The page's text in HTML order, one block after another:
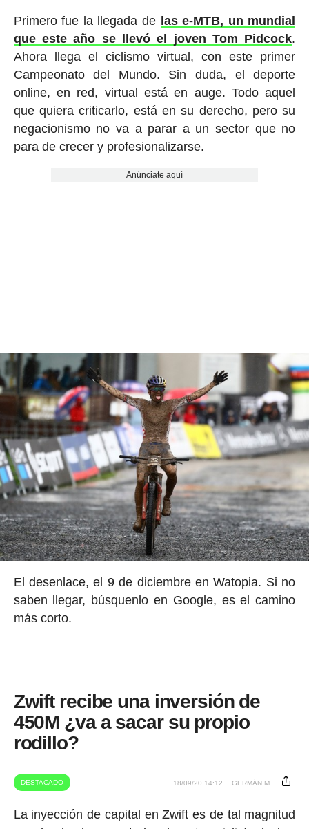
Primero fue la llegada de las e-MTB, un mundial
que este año se llevó el joven Tom Pidcock.
Ahora llega el ciclismo virtual, con este primer
Campeonato del Mundo. Sin duda, el deporte
online, en red, virtual está en auge. Todo aquel
que quiera criticarlo, está en su derecho, pero su
negacionismo no va a parar a un sector que no
para de crecer y profesionalizarse.
Anúnciate aquí
El desenlace, el 9 de diciembre en Watopia. Si no
saben llegar, búsquenlo en Google, es el camino
más corto.
Zwift recibe una inversión de
450M ¿va a sacar su propio
rodillo?
DESTACADO 18/09/20 14:12 GERMÁN M.
La inyección de capital en Zwift es de tal magnitud